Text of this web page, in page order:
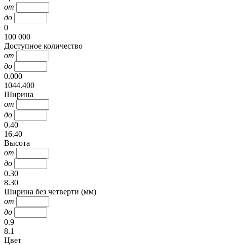
от
до
0
100 000
Доступное количество
от
до
0.000
1044.400
Ширина
от
до
0.40
16.40
Высота
от
до
0.30
8.30
Ширина без четверти (мм)
от
до
0.9
8.1
Цвет